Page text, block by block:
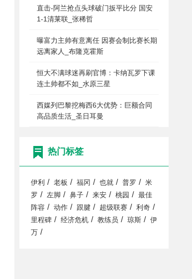
直击-阿兰抢点头球破门扳平比分 国安
1-1清莱联_张稀哲
曝富力主帅有意离任 因赛会制比赛长期
远离家人_布隆克霍斯
恒大不满球迷再刷官博：卡纳瓦罗下课
连土帅都不如_水原三星
西媒列巴黎挖梅西6大优势：巨额合同
高品质生活_圣日耳曼
热门标签
伊利 / 老板 / 福冈 / 也就 / 普罗 /
米
罗 / 左脚 / 鼻子 / 来安 / 桃园 /
最佳
阵容 / 动作 / 跟腱 / 超级联赛 / 利奇 /
里程碑 / 经济危机 / 教练员 / 琼斯 /
伊
万 /